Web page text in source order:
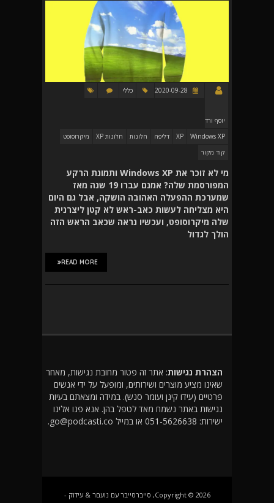
יוסף ורד
כללי
Windows XP
XP דליפה חלונות חלונות XP
מיקרוסופט
קוד מקור
מי לא זוכר את Windows XP ותמונת הרקע
המפורסמת שלה? אמנם עברו 19 שנה מאז
שמערכת ההפעלה האהובה הושקה, אבל גם היום
היא מצליחה לעשות כאב-ראש לא קטן ליצרנית
שלה מיקרוסופט, ועכשיו נראה שכאב הראש הזה
הולך לגדול
READ MORE
הצהרת נגישות: אתר זה פטור מחובת נגישות, מאחר
שאינו מציע מוצרים ושירותים, ומופעל על ידי אנשים
פרטיים (עידו קינן ועומר סנש). במידה ומצאתם בעיות
נגישות באתר נשמח מאד לטפל בהן. אנא פנו אלינו
ישירות: 051-5626638 או במייל go@podcasti.co.
Copyright © 2026, סייברסייבר עם נועםר & עידוק -